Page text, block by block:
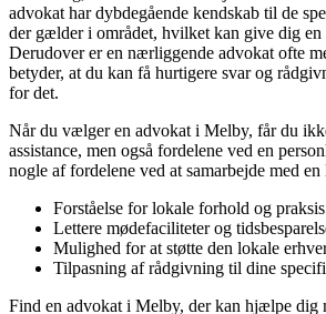
advokat har dybdegående kendskab til de
der gælder i området, hvilket kan give dig en
Derudover er en nærliggende advokat ofte
betyder, at du kan få hurtigere svar og
for det.
Når du vælger en advokat i Melby, får du
assistance, men også fordelene ved en
nogle af fordelene ved at samarbejde med
Forståelse for lokale forhold og
Lettere mødefaciliteter og
Mulighed for at støtte den lokale
Tilpasning af rådgivning til dine
Find en advokat i Melby, der kan hjælpe dig